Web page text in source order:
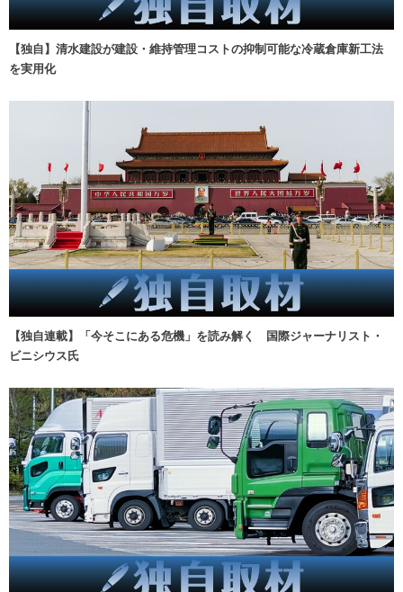
【独自】清水建設が建設・維持管理コストの抑制可能な冷蔵倉庫新工法
を実用化
【独自連載】「今そこにある危機」を読み解く 国際ジャーナリスト・
ビニシウス氏